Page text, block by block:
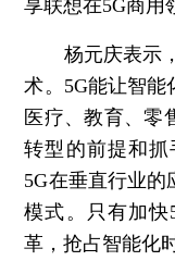
享联想在5G商用
杨元庆表示，
术。5G能让智能
医疗、教育、零
转型的前提和抓
5G在垂直行业
模式。只有加
革，抢占智能化